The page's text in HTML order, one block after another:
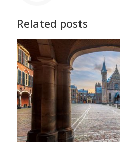
Related posts